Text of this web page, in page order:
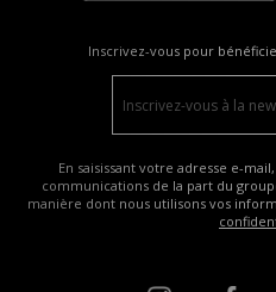
Inscrivez-vous pour
En saisissant votre adresse e-
communications de la part du
manière dont nous utilisons vos